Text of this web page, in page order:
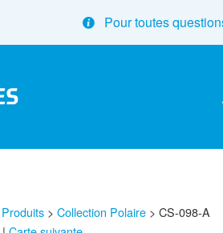
Pour toutes
Produits >Collection Polaire >CS-098-A